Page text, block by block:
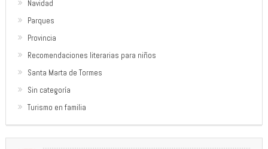
Navidad
Parques
Provincia
Recomendaciones literarias para niños
Santa Marta de Tormes
Sin categoría
Turismo en familia